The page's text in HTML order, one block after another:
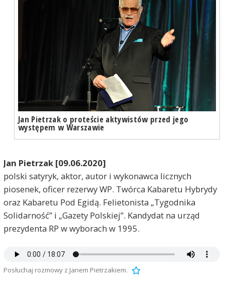
Jan Pietrzak o proteście aktywistów przed jego
występem w Warszawie
Jan Pietrzak [09.06.2020]
polski satyryk, aktor, autor i wykonawca licznych
piosenek, oficer rezerwy WP. Twórca Kabaretu Hybrydy
oraz Kabaretu Pod Egidą. Felietonista „Tygodnika
Solidarność” i „Gazety Polskiej”. Kandydat na urząd
prezydenta RP w wyborach w 1995.
Posłuchaj rozmowy z Janem Pietrzakiem.